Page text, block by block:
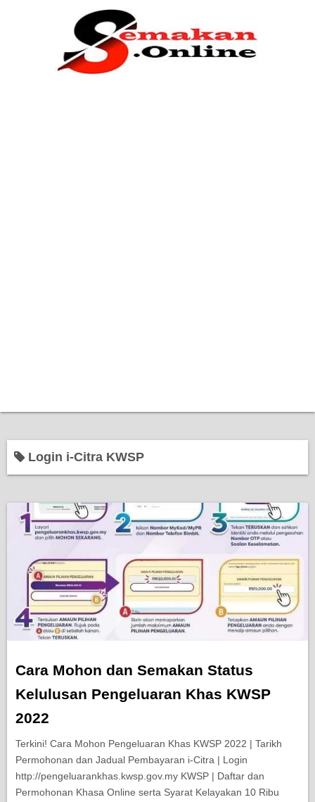
Login i-Citra KWSP
Cara Mohon dan Semakan Status
Kelulusan Pengeluaran Khas KWSP
2022
Terkini! Cara Mohon Pengeluaran Khas KWSP 2022 | Tarikh
Permohonan dan Jadual Pembayaran i-Citra | Login
http://pengeluarankhas.kwsp.gov.my KWSP | Daftar dan
Permohonan Khasa Online serta Syarat Kelayakan 10 Ribu